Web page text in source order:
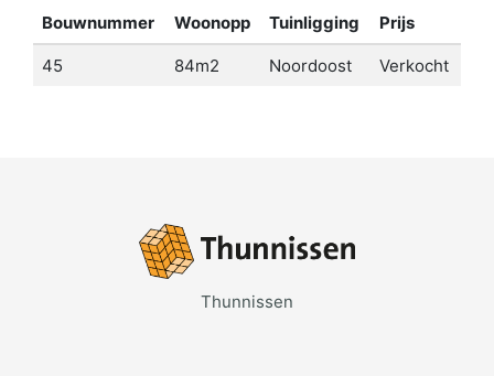
Bouwnummer Woonopp Tuinligging Prijs
45 84m2 Noordoost Verkocht
Thunnissen